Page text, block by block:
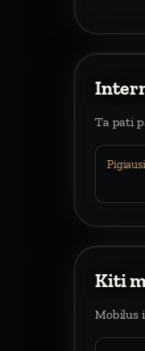
Ta pati
Kiti
Mobilus